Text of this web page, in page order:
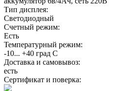
Тип дисплея:
Светодиодный
Счетный режим:
Есть
Температурный режим:
-10... +40 град С
Доставка и самовывоз:
есть
Сертификат и поверка: